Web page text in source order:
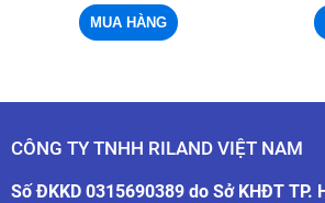
CÔNG TY TNHH RILAND VIỆT NAM
Số ĐKKD 0315690389 do Sở KHĐT TP.